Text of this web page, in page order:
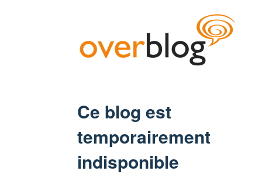
Ce blog est
temporairement
indisponible